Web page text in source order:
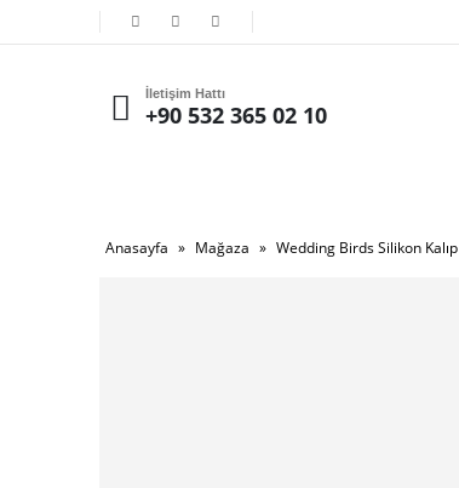
İletişim Hattı
+90 532 365 02 10
Anasayfa » Mağaza » Wedding Birds Silikon Kalıp